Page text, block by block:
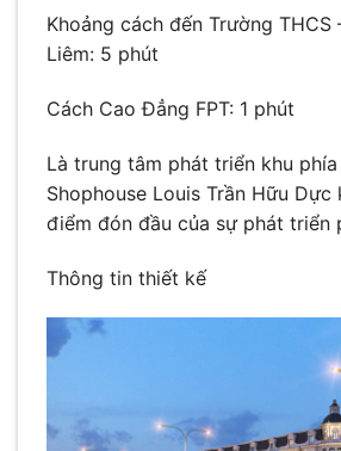
Khoảng cách đến Trường THCS
Liêm: 5 phút
Cách Cao Đẳng FPT: 1 phút
Là trung tâm phát triển khu
Shophouse Louis Trần Hữu Dực
điểm đón đầu của sự phát triển
Thông tin thiết kế